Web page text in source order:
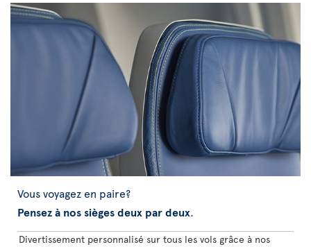
Vous voyagez en paire?
Pensez à nos sièges deux par deux.
Divertissement personnalisé sur tous les vols grâce à nos